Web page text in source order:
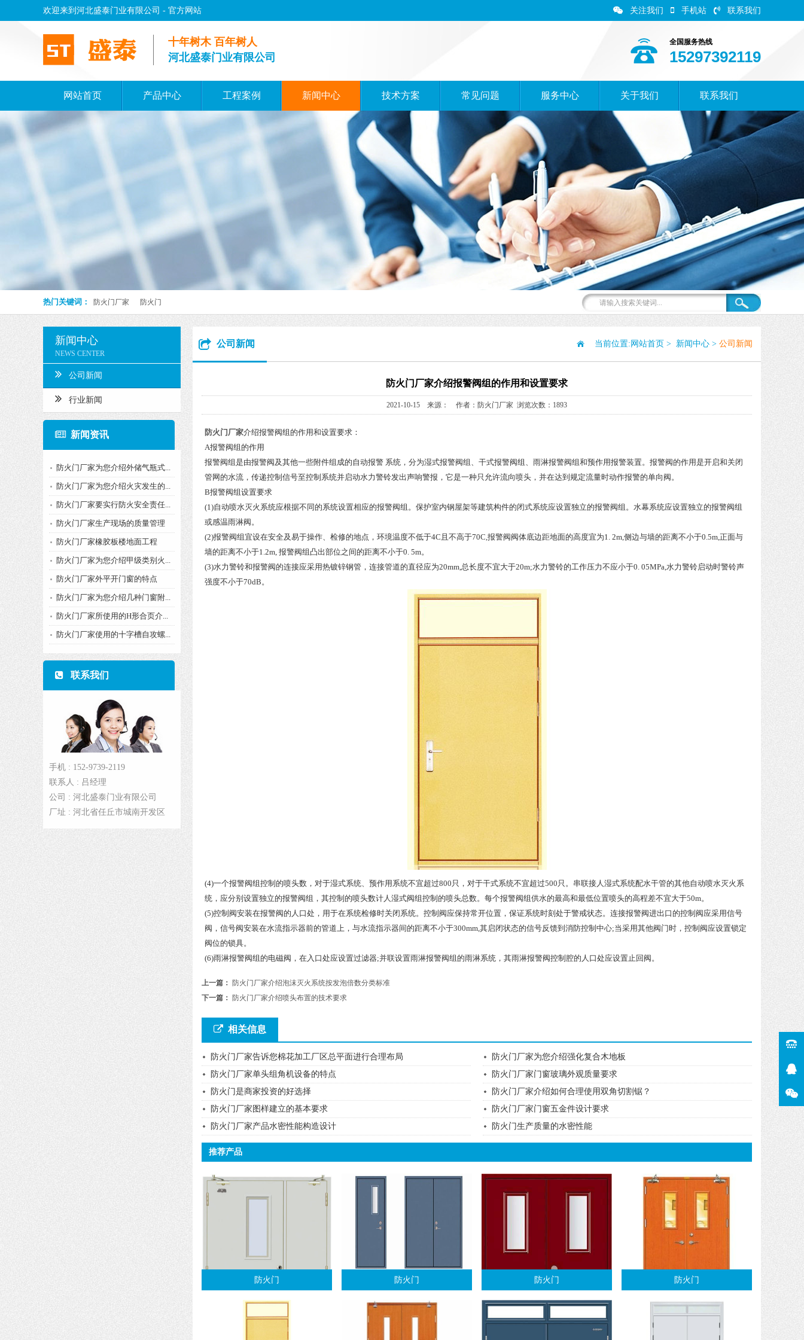
欢迎来到河北盛泰门业有限公司 - 官方网站 关注我们 手机站 联系我们
全国服务热线
15297392119
十年树木 百年树人
河北盛泰门业有限公司
网站首页 产品中心 工程案例 新闻中心 技术方案 常见问题 服务中心 关于我们 联系我们
热门关键词： 防火门厂家 防火门
新闻中心
NEWS CENTER
公司新闻
行业新闻
新闻资讯
防火门厂家为您介绍外储气瓶式...
防火门厂家为您介绍火灾发生的...
防火门厂家要实行防火安全责任...
防火门厂家生产现场的质量管理
防火门厂家橡胶板楼地面工程
防火门厂家为您介绍甲级类别火...
防火门厂家外平开门窗的特点
防火门厂家为您介绍几种门窗附...
防火门厂家所使用的H形合页介...
防火门厂家使用的十字槽自攻螺...
联系我们
手机 : 152-9739-2119
联系人 : 吕经理
公司 : 河北盛泰门业有限公司
厂址 : 河北省任丘市城南开发区
公司新闻 当前位置: 网站首页 > 新闻中心 > 公司新闻
防火门厂家介绍报警阀组的作用和设置要求
2021-10-15 来源： 作者：防火门厂家 浏览次数：1893
防火门厂家介绍报警阀组的作用和设置要求：
A报警阀组的作用
报警阀组是由报警阀及其他一些附件组成的自动报警 系统，分为湿式报警阀组、干式报警阀组、雨淋报警阀组和预作用报警装置。报警阀的作用是开启和关闭
管网的水流，传递控制信号至控制系统并启动水力警铃发出声响警报，它是一种只允许流向喷头，并在达到规定流量时动作报警的单向阀。
B报警阀组设置要求
(1)自动喷水灭火系统应根据不同的系统设置相应的报警阀组。保护室内钢屋架等建筑构件的闭式系统应设置独立的报警阀组。水幕系统应设置独立的报警阀组
或感温雨淋阀。
(2)报警阀组宜设在安全及易于操作、检修的地点，环境温度不低于4C且不高于70C,报警阀阀体底边距地面的高度宜为1. 2m,侧边与墙的距离不小于0.5m,正面与
墙的距离不小于1.2m, 报警阀组凸出部位之间的距离不小于0. 5m。
(3)水力警铃和报警阀的连接应采用热镀锌钢管，连接管道的直径应为20mm,总长度不宜大于20m;水力警铃的工作压力不应小于0. 05MPa,水力警铃启动时警铃声
强度不小于70dB。
(4)一个报警阀组控制的喷头数，对于湿式系统、预作用系统不宜超过800只，对于干式系统不宜超过500只。串联接人湿式系统配水干管的其他自动喷水灭火系
统，应分别设置独立的报警阀组，其控制的喷头数计人湿式阀组控制的喷头总数。每个报警阀组供水的最高和最低位置喷头的高程差不宜大于50m。
(5)控制阀安装在报警阀的人口处，用于在系统检修时关闭系统。控制阀应保持常开位置，保证系统时刻处于警戒状态。连接报警阀进出口的控制阀应采用信号
阀，信号阀安装在水流指示器前的管道上，与水流指示器间的距离不小于300mm,其启闭状态的信号反馈到消防控制中心;当采用其他阀门时，控制阀应设置锁定
阀位的锁具。
(6)雨淋报警阀组的电磁阀，在入口处应设置过滤器;并联设置雨淋报警阀组的雨淋系统，其雨淋报警阀控制腔的人口处应设置止回阀。
上一篇：
防火门厂家介绍泡沫灭火系统按发泡倍数分类标准
下一篇：
防火门厂家介绍喷头布置的技术要求
相关信息
防火门厂家告诉您棉花加工厂区总平面进行合理布局
防火门厂家为您介绍强化复合木地板
防火门厂家单头组角机设备的特点
防火门厂家门窗玻璃外观质量要求
防火门是商家投资的好选择
防火门厂家介绍如何合理使用双角切割锯？
防火门厂家图样建立的基本要求
防火门厂家门窗五金件设计要求
防火门厂家产品水密性能构造设计
防火门生产质量的水密性能
推荐产品
防火门 防火门 防火门 防火门